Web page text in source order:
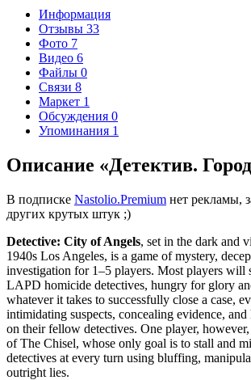
Информация
Отзывы 33
Фото 7
Видео 6
Файлы 0
Связи 8
Маркет 1
Обсуждения 0
Упоминания 1
Описание «Детектив.
В подписке Nastolio.Premium нет рекламы,
других крутых штук ;)
Detective: City of Angels, set in the dark and
1940s Los Angeles, is a game of mystery,
investigation for 1–5 players. Most players will
LAPD homicide detectives, hungry for glory
whatever it takes to successfully close a case,
intimidating suspects, concealing evidence,
on their fellow detectives. One player,
of The Chisel, whose only goal is to stall and
detectives at every turn using bluffing,
outright lies.